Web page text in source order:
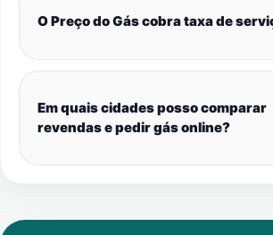
O Preço do Gás cobra taxa de
Em quais cidades posso comparar
revendas e pedir gás online?